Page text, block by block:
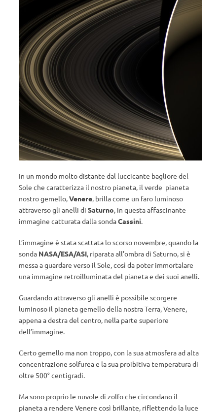
In un mondo molto distante dal luccicante bagliore del
Sole che caratterizza il nostro pianeta, il verde pianeta
nostro gemello,Venere, brilla come un faro luminoso
attraverso gli anelli di Saturno, in questa affascinante
immagine catturata dalla sondaCassini.
L’immagine è stata scattata lo scorso novembre, quando la
sonda NASA/ESA/ASI, riparata all’ombra di Saturno, si è
messa a guardare verso il Sole, così da poter immortalare
una immagine retroilluminata del pianeta e dei suoi anelli.
Guardando attraverso gli anelli è possibile scorgere
luminoso il pianeta gemello della nostra Terra, Venere,
appena a destra del centro, nella parte superiore
dell’immagine.
Certo gemello ma non troppo, con la sua atmosfera ad alta
concentrazione solfurea e la sua proibitiva temperatura di
oltre 500° centigradi.
Ma sono proprio le nuvole di zolfo che circondano il
pianeta a rendere Venere così brillante, riflettendo la luce